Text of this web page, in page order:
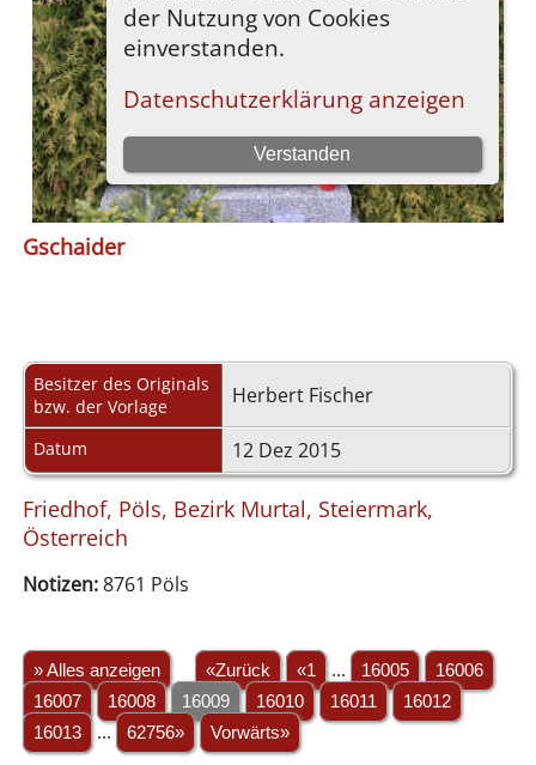
Gschaider
Besitzer des Originals
bzw. der Vorlage
Herbert Fischer
Datum 12 Dez 2015
Friedhof, Pöls, Bezirk Murtal, Steiermark,
Österreich
Notizen:8761 Pöls
» Alles anzeigen «Zurück «1 ... 16005
16006
16007
16008 16009 16010 16011
16012
16013
... 62756» Vorwärts»